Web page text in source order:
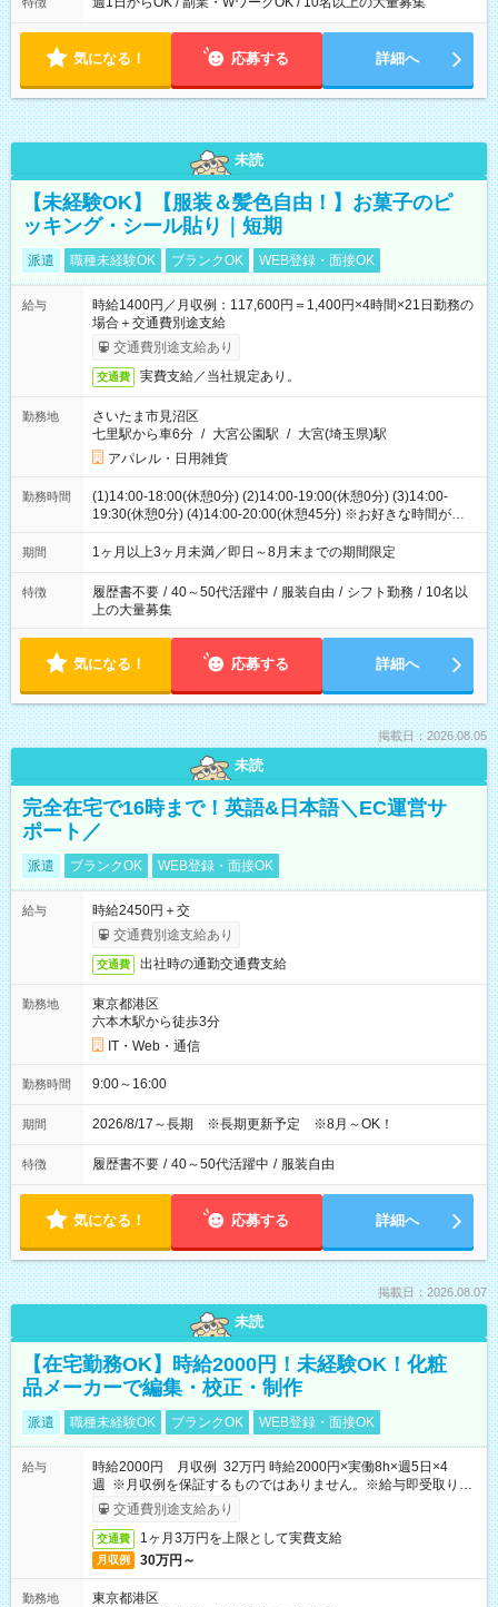
気になる！ 応募する 詳細へ
未読
【未経験OK】【服装＆髪色自由！】お菓子のピ
ッキング・シール貼り｜短期
派遣 職種未経験OK ブランクOK WEB登録・面接OK
給与
時給1400円／月収例：117,600円＝1,400円×4時間×21日勤務の
場合＋交通費別途支給
交通費別途支給あり
交通費 実費支給／当社規定あり。
勤務地
さいたま市見沼区
七里駅から車6分 / 大宮公園駅 / 大宮(埼玉県)駅
アパレル・日用雑貨
勤務時間
(1)14:00-18:00(休憩0分) (2)14:00-19:00(休憩0分) (3)14:00-
19:30(休憩0分) (4)14:00-20:00(休憩45分) ※お好きな時間が選べ
ます
期間 1ヶ月以上3ヶ月未満／即日～8月末までの期間限定
特徴 履歴書不要 / 40～50代活躍中 / 服装自由 / シフト勤務 / 10名以
上の大量募集
気になる！ 応募する 詳細へ
掲載日：2026.08.05
未読
完全在宅で16時まで！英語&日本語＼EC運営サ
ポート／
派遣 ブランクOK WEB登録・面接OK
給与
時給2450円＋交
交通費別途支給あり
交通費 出社時の通勤交通費支給
勤務地
東京都港区
六本木駅から徒歩3分
IT・Web・通信
勤務時間 9:00～16:00
期間 2026/8/17～長期 ※長期更新予定 ※8月～OK！
特徴 履歴書不要 / 40～50代活躍中 / 服装自由
気になる！ 応募する 詳細へ
掲載日：2026.08.07
未読
【在宅勤務OK】時給2000円！未経験OK！化粧
品メーカーで編集・校正・制作
派遣 職種未経験OK ブランクOK WEB登録・面接OK
給与
時給2000円 月収例 32万円 時給2000円×実働8h×週5日×4
週 ※月収例を保証するものではありません。※給与即受取りサ
ービス利用可（利用条件有）
交通費別途支給あり
交通費 1ヶ月3万円を上限として実費支給
月収例 30万円～
勤務地
東京都港区